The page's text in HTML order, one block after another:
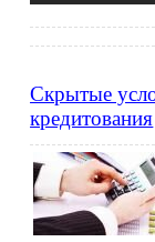
Скрытые
кредитования